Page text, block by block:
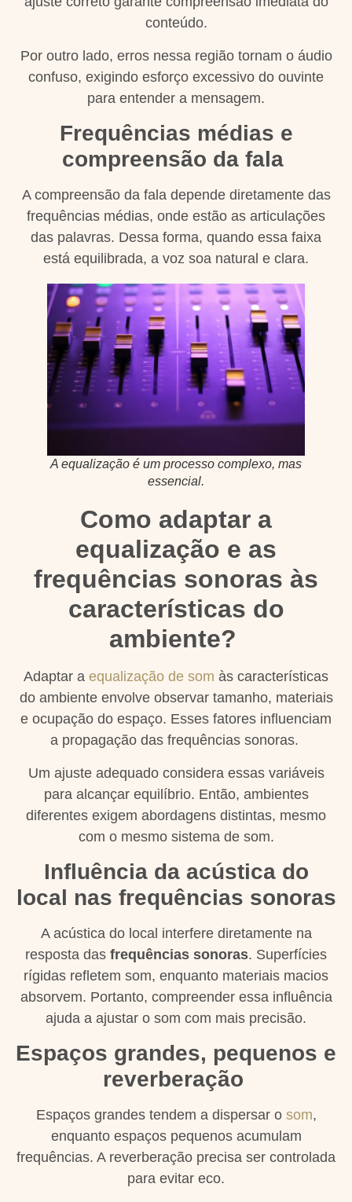
conteúdo.
Por outro lado, erros nessa região tornam o áudio
confuso, exigindo esforço excessivo do ouvinte
para entender a mensagem.
Frequências médias e
compreensão da fala
A compreensão da fala depende diretamente das
frequências médias, onde estão as articulações
das palavras. Dessa forma, quando essa faixa
está equilibrada, a voz soa natural e clara.
A equalização é um processo complexo, mas
essencial.
Como adaptar a
equalização e as
frequências sonoras às
características do
ambiente?
Adaptar a equalização de som às características
do ambiente envolve observar tamanho, materiais
e ocupação do espaço. Esses fatores influenciam
a propagação das frequências sonoras.
Um ajuste adequado considera essas variáveis
para alcançar equilíbrio. Então, ambientes
diferentes exigem abordagens distintas, mesmo
com o mesmo sistema de som.
Influência da acústica do
local nas frequências sonoras
A acústica do local interfere diretamente na
resposta das frequências sonoras. Superfícies
rígidas refletem som, enquanto materiais macios
absorvem. Portanto, compreender essa influência
ajuda a ajustar o som com mais precisão.
Espaços grandes, pequenos e
reverberação
Espaços grandes tendem a dispersar o som,
enquanto espaços pequenos acumulam
frequências. A reverberação precisa ser controlada
para evitar eco.